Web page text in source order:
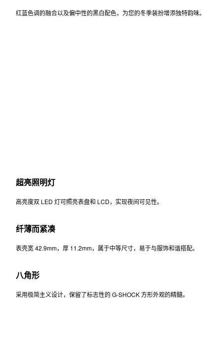
红蓝色调的融合以及偏中性的黑白配色，为您的冬季装扮增添独特韵味。
超亮照明灯
高亮度双 LED 灯可照亮表盘和 LCD，实现夜间可见性。
纤薄而紧凑
表壳宽 42.9mm，厚 11.2mm，属于中等尺寸，易于与服饰和谐搭配。
八角形
采用极简主义设计，保留了标志性的 G-SHOCK 方形外观的精髓。